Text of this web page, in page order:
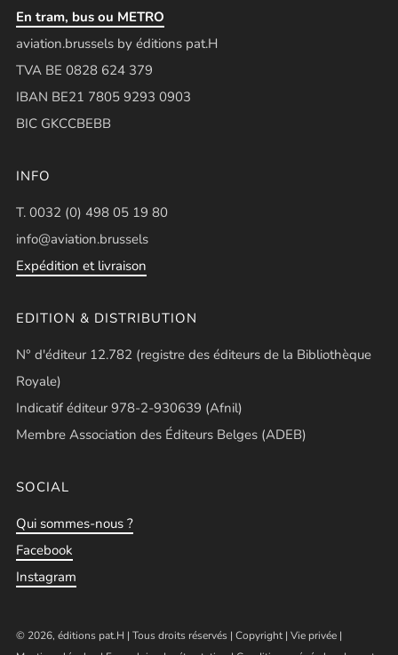
En tram, bus ou METRO
aviation.brussels by éditions pat.H
TVA BE 0828 624 379
IBAN BE21 7805 9293 0903
BIC GKCCBEBB
INFO
T. 0032 (0) 498 05 19 80
info@aviation.brussels
Expédition et livraison
EDITION & DISTRIBUTION
N° d'éditeur 12.782 (registre des éditeurs de la Bibliothèque
Royale)
Indicatif éditeur 978-2-930639 (Afnil)
Membre Association des Éditeurs Belges (ADEB)
SOCIAL
Qui sommes-nous ?
Facebook
Instagram
© 2026, éditions pat.H | Tous droits réservés | Copyright| Vie privée |